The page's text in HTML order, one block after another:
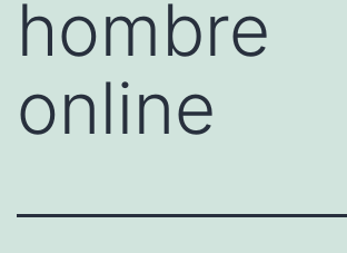
hombre
online